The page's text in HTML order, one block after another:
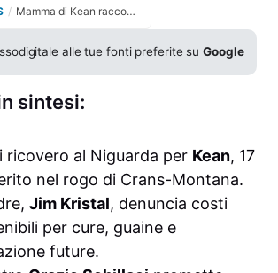
/ Mamma di Kean racconta il dramma di Crans-Montana e denuncia i costi insostenibili delle cure
alle tue fonti preferite suGoogle
sintesi:
ricovero al Niguarda per Kean, 17
nel rogo di Crans-Montana.
Jim Kristal, denuncia costi
per cure, guaine e
future.